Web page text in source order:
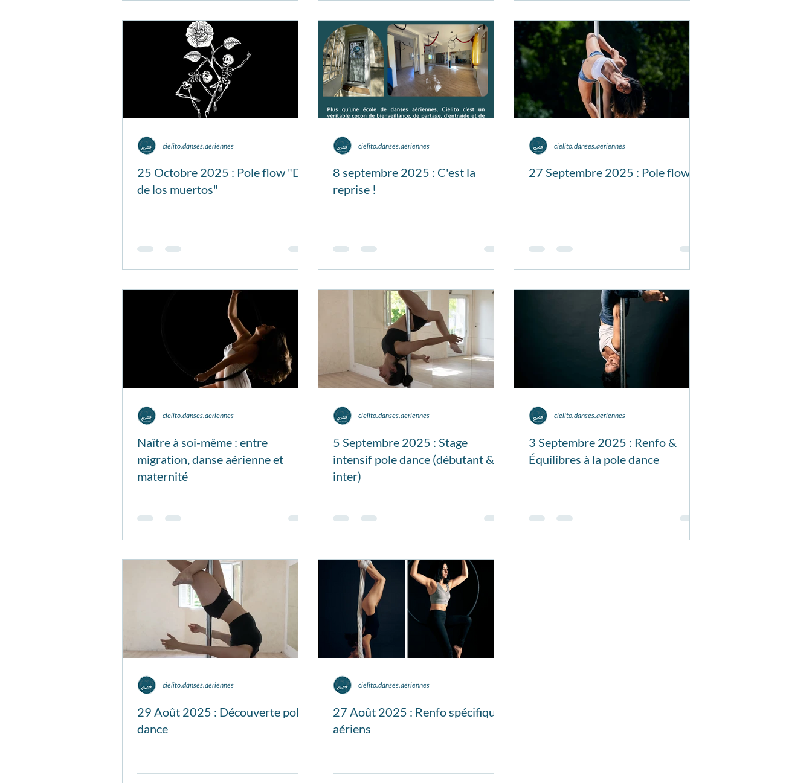
25 Octobre 2025 : Pole flow "Día
de los muertos"
cielito.danses.aeriennes
8 septembre 2025 : C'est la
reprise !
cielito.danses.aeriennes
27 Septembre 2025 : Pole flow
cielito.danses.aeriennes
Naître à soi-même : entre
migration, danse aérienne et
maternité
cielito.danses.aeriennes
5 Septembre 2025 : Stage
intensif pole dance (débutant &
inter)
cielito.danses.aeriennes
3 Septembre 2025 : Renfo &
Équilibres à la pole dance
cielito.danses.aeriennes
29 Août 2025 : Découverte pole
dance
cielito.danses.aeriennes
27 Août 2025 : Renfo spécifique
aériens
cielito.danses.aeriennes